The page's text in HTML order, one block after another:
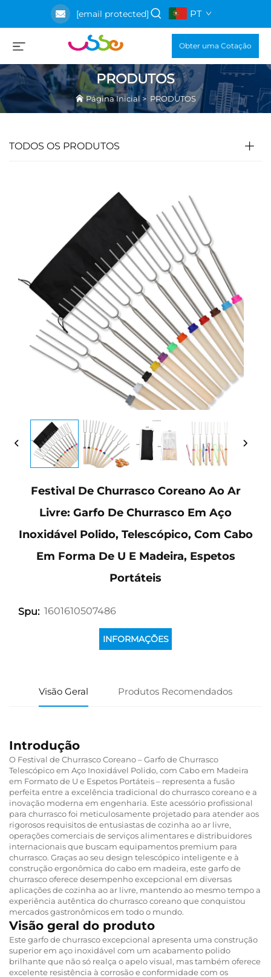
[email protected] PT
Obter uma Cotação
PRODUTOS
Página Inicial> PRODUTOS
TODOS OS PRODUTOS
Festival De Churrasco Coreano Ao Ar
Livre: Garfo De Churrasco Em Aço
Inoxidável Polido, Telescópico, Com Cabo
Em Forma De U E Madeira, Espetos
Portáteis
Spu: 1601610507486
INFORMAÇÕES
Visão Geral Produtos Recomendados
Introdução
O Festival de Churrasco Coreano – Garfo de Churrasco
Telescópico em Aço Inoxidável Polido, com Cabo em Madeira
em Formato de U e Espetos Portáteis – representa a fusão
perfeita entre a excelência tradicional do churrasco coreano e a
inovação moderna em engenharia. Este acessório profissional
para churrasco foi meticulosamente projetado para atender aos
rigorosos requisitos de entusiastas de cozinha ao ar livre,
operações comerciais de serviços alimentares e distribuidores
internacionais que buscam equipamentos premium para
churrasco. Graças ao seu design telescópico inteligente e à
construção ergonômica do cabo em madeira, este garfo de
churrasco oferece desempenho excepcional em diversas
aplicações de cozinha ao ar livre, mantendo ao mesmo tempo a
experiência autêntica do churrasco coreano que conquistou
mercados gastronômicos em todo o mundo.
Visão geral do produto
Este garfo de churrasco excepcional apresenta uma construção
superior em aço inoxidável com um acabamento polido
brilhante que não só realça o apelo visual, mas também oferece
excelente resistência à corrosão e conformidade com os